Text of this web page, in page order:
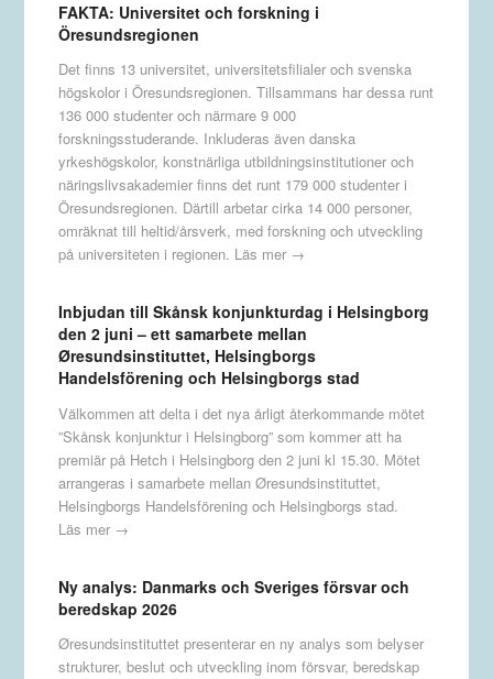
FAKTA: Universitet och forskning i
Öresundsregionen
Det finns 13 universitet, universitetsfilialer och svenska
högskolor i Öresundsregionen. Tillsammans har dessa runt
136 000 studenter och närmare 9 000
forskningsstuderande. Inkluderas även danska
yrkeshögskolor, konstnärliga utbildningsinstitutioner och
näringslivsakademier finns det runt 179 000 studenter i
Öresundsregionen. Därtill arbetar cirka 14 000 personer,
omräknat till heltid/årsverk, med forskning och utveckling
på universiteten i regionen. Läs mer →
Inbjudan till Skånsk konjunkturdag i Helsingborg
den 2 juni – ett samarbete mellan
Øresundsinstituttet, Helsingborgs
Handelsförening och Helsingborgs stad
Välkommen att delta i det nya årligt återkommande mötet
”Skånsk konjunktur i Helsingborg” som kommer att ha
premiär på Hetch i Helsingborg den 2 juni kl 15.30. Mötet
arrangeras i samarbete mellan Øresundsinstituttet,
Helsingborgs Handelsförening och Helsingborgs stad.
Läs mer →
Ny analys: Danmarks och Sveriges försvar och
beredskap 2026
Øresundsinstituttet presenterar en ny analys som belyser
strukturer, beslut och utveckling inom försvar, beredskap